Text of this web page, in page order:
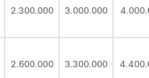
2.300.000 3.000.000
2.600.000 3.300.000